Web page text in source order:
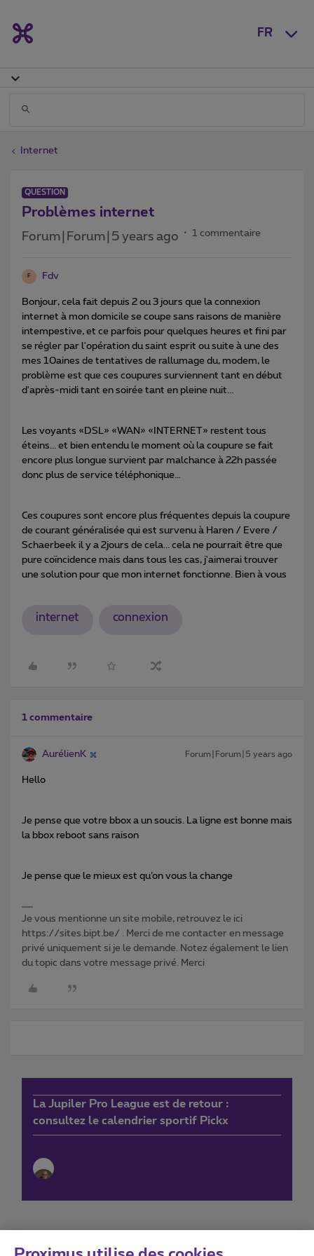
FR
Internet
QUESTION
Problèmes internet
Forum|Forum|5 years ago 1 commentaire
F Fdv
Bonjour, cela fait depuis 2 ou 3 jours que la connexion
internet à mon domicile se coupe sans raisons de manière
intempestive, et ce parfois pour quelques heures et fini par
se régler par l'opération du saint esprit ou suite à une des
mes 10aines de tentatives de rallumage du, modem, le
problème est que ces coupures surviennent tant en début
d'après-midi tant en soirée tant en pleine nuit...
Les voyants «DSL» «WAN» «INTERNET» restent tous
éteins... et bien entendu le moment où la coupure se fait
encore plus longue survient par malchance à 22h passée
donc plus de service téléphonique…
Ces coupures sont encore plus fréquentes depuis la coupure
de courant généralisée qui est survenu à Haren / Evere /
Schaerbeek il y a 2jours de cela... cela ne pourrait être que
pure coïncidence mais dans tous les cas, j'aimerai trouver
une solution pour que mon internet fonctionne. Bien à vous
internet connexion
1 commentaire
AurélienK Forum|Forum|5 years ago
Hello
Je pense que votre bbox a un soucis. La ligne est bonne mais
la bbox reboot sans raison
Je pense que le mieux est qu’on vous la change
Je vous mentionne un site mobile, retrouvez le ici
https://sites.bipt.be/ . Merci de me contacter en message
privé uniquement si je le demande. Notez également le lien
du topic dans votre message privé. Merci
La Jupiler Pro League est de retour :
consultez le calendrier sportif Pickx